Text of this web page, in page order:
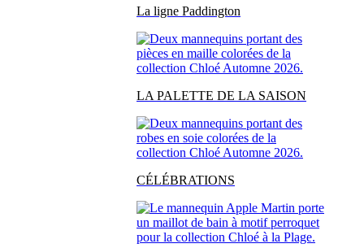
La ligne Paddington
LA PALETTE DE LA SAISON
CÉLÉBRATIONS